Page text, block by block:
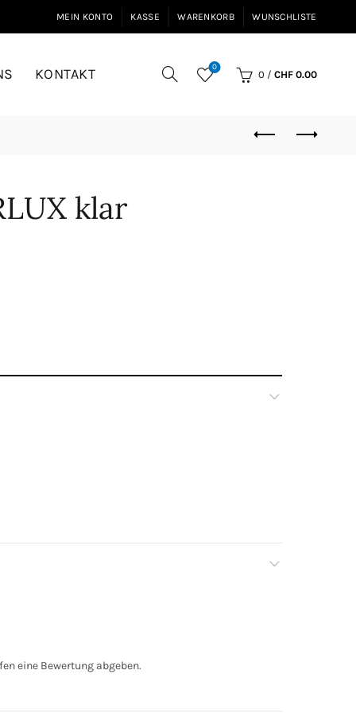
MEIN KONTO KASSE WARENKORB WUNSCHLISTE
KONTAKT 0
0 / CHF0.00
klar
eine Bewertung abgeben.